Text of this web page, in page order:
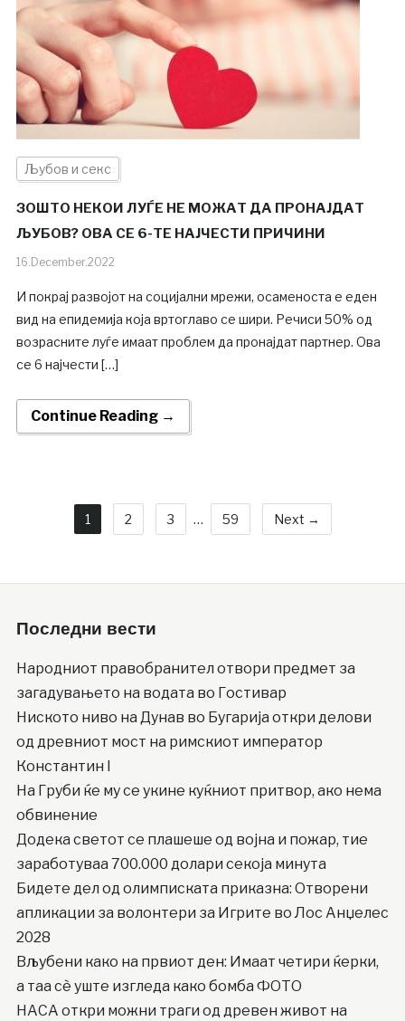
Љубов и секс
ЗОШТО НЕКОИ ЛУЃЕ НЕ МОЖАТ ДА ПРОНАЈДАТ
ЉУБОВ? ОВА СЕ 6-ТЕ НАЈЧЕСТИ ПРИЧИНИ
16.December.2022
И покрај развојот на социјални мрежи, осаменоста е еден
вид на епидемија која вртоглаво се шири. Речиси 50% од
возрасните луѓе имаат проблем да пронајдат партнер. Ова
се 6 најчести […]
Continue Reading →
1 2 3 … 59 Next →
Последни вести
Народниот правобранител отвори предмет за
загадувањето на водата во Гостивар
Ниското ниво на Дунав во Бугарија откри делови
од древниот мост на римскиот император
Константин I
На Груби ќе му се укине куќниот притвор, ако нема
обвинение
Додека светот се плашеше од војна и пожар, тие
заработуваа 700.000 долари секоја минута
Бидете дел од олимписката приказна: Отворени
апликации за волонтери за Игрите во Лос Анџелес
2028
Вљубени како на првиот ден: Имаат четири ќерки,
а таа сè уште изгледа како бомба ФОТО
НАСА откри можни траги од древен живот на